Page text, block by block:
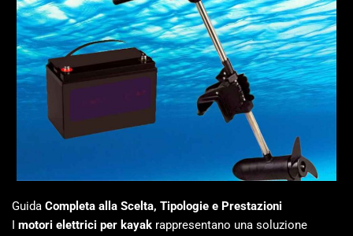
Guida Completa alla Scelta, Tipologie e Prestazioni
I motori elettrici per kayak rappresentano una soluzione